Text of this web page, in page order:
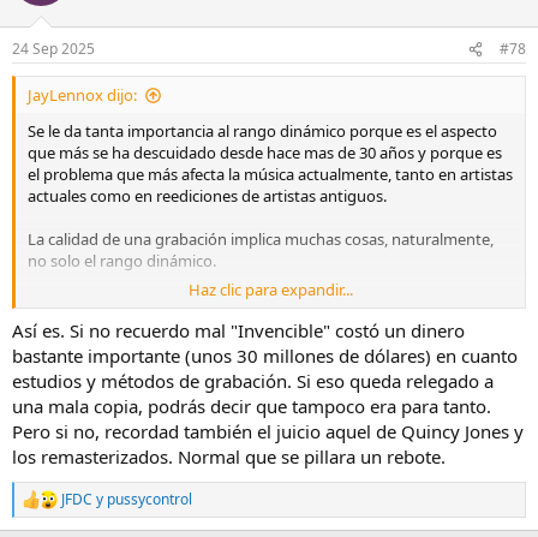
24 Sep 2025 #78
JayLennox dijo:
Se le da tanta importancia al rango dinámico porque es el aspecto
que más se ha descuidado desde hace mas de 30 años y porque es
el problema que más afecta la música actualmente, tanto en artistas
actuales como en reediciones de artistas antiguos.
La calidad de una grabación implica muchas cosas, naturalmente,
no solo el rango dinámico.
Un album que fue mal grabado o tuvo una mezcla mediocre, se
quedará así hasta que se le haga una remezcla y muchas veces eso
no es posible, ahí no se puede hacer mucho. Si a eso le agregamos
compresión dinámica empeoramos aun más el sonido. Ese paso
final de reducir drásticamente el rango dinámico merma la calidad
de sonido de cualquier album, haya estado bien o mal grabado.
En el caso de MJ, sus álbumes solistas han sido grabados y
mezclados de forma muy profesional. Todo ese trabajo se opaca
cuando para el cd y streaming se destroza el rango dinámico por
agradar al público moderno que usa airpods.
Haz clic para expandir...
Así es. Si no recuerdo mal "Invencible" costó un dinero
bastante importante (unos 30 millones de dólares) en cuanto
estudios y métodos de grabación. Si eso queda relegado a
una mala copia, podrás decir que tampoco era para tanto.
Pero si no, recordad también el juicio aquel de Quincy Jones y
los remasterizados. Normal que se pillara un rebote.
R
e
JFDC y pussycontrol